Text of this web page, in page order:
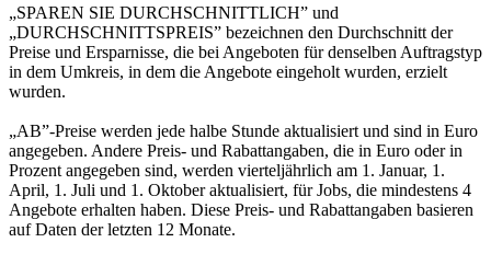
„SPAREN SIE DURCHSCHNITTLICH” und
„DURCHSCHNITTSPREIS” bezeichnen den Durchschnitt der
Preise und Ersparnisse, die bei Angeboten für denselben Auftragstyp
in dem Umkreis, in dem die Angebote eingeholt wurden, erzielt
wurden.
„AB”-Preise werden jede halbe Stunde aktualisiert und sind in Euro
angegeben. Andere Preis- und Rabattangaben, die in Euro oder in
Prozent angegeben sind, werden vierteljährlich am 1. Januar, 1.
April, 1. Juli und 1. Oktober aktualisiert, für Jobs, die mindestens 4
Angebote erhalten haben. Diese Preis- und Rabattangaben basieren
auf Daten der letzten 12 Monate.